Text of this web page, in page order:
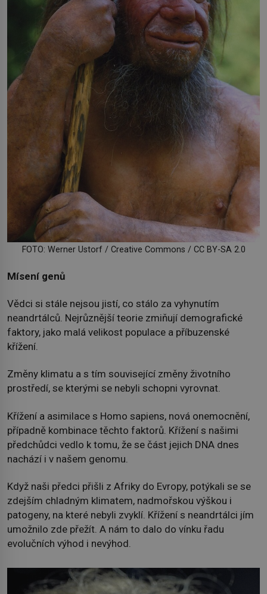
FOTO: Werner Ustorf / Creative Commons / CC BY-SA 2.0
Mísení genů
Vědci si stále nejsou jistí, co stálo za vyhynutím
neandrtálců. Nejrůznější teorie zmiňují demografické
faktory, jako malá velikost populace a příbuzenské
křížení.
Změny klimatu a s tím související změny životního
prostředí, se kterými se nebyli schopni vyrovnat.
Křížení a asimilace s Homo sapiens, nová onemocnění,
případně kombinace těchto faktorů. Křížení s našimi
předchůdci vedlo k tomu, že se část jejich DNA dnes
nachází i v našem genomu.
Když naši předci přišli z Afriky do Evropy, potýkali se se
zdejším chladným klimatem, nadmořskou výškou i
patogeny, na které nebyli zvyklí. Křížení s neandrtálci jím
umožnilo zde přežít. A nám to dalo do vínku řadu
evolučních výhod i nevýhod.